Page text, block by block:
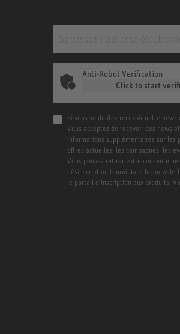
Anti-Robot Verification
Click to start
Si vous souhaitez recevoir notre
Vous acceptez de recevoir des
informations supplémentaires sur les
offres actuelles, les campagnes, les
Vous pouvez retirer votre
désinscription fourni dans les
le portail d’inscription aux produits.